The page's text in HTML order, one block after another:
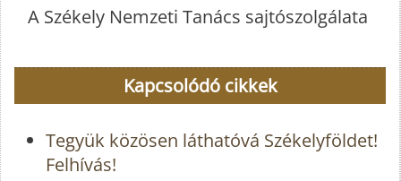
A Székely Nemzeti Tanács sajtószolgálata
Kapcsolódó cikkek
Tegyük közösen láthatóvá Székelyföldet!
Felhívás!